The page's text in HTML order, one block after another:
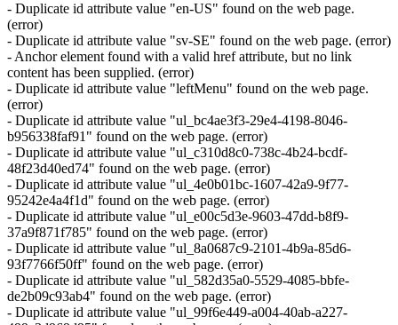
- Duplicate id attribute value "en-US" found on the web page.
(error)
- Duplicate id attribute value "sv-SE" found on the web page. (error)
- Anchor element found with a valid href attribute, but no link
content has been supplied. (error)
- Duplicate id attribute value "leftMenu" found on the web page.
(error)
- Duplicate id attribute value "ul_bc4ae3f3-29e4-4198-8046-
b956338faf91" found on the web page. (error)
- Duplicate id attribute value "ul_c310d8c0-738c-4b24-bcdf-
48f23d40ed74" found on the web page. (error)
- Duplicate id attribute value "ul_4e0b01bc-1607-42a9-9f77-
95242e4a4f1d" found on the web page. (error)
- Duplicate id attribute value "ul_e00c5d3e-9603-47dd-b8f9-
37a9f871f785" found on the web page. (error)
- Duplicate id attribute value "ul_8a0687c9-2101-4b9a-85d6-
93f7766f50ff" found on the web page. (error)
- Duplicate id attribute value "ul_582d35a0-5529-4085-bbfe-
de2b09c93ab4" found on the web page. (error)
- Duplicate id attribute value "ul_99f6e449-a004-40ab-a227-